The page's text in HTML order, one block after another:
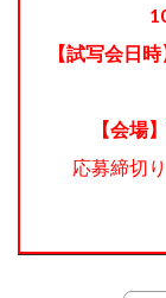
【試写会日
【会場
応募締切